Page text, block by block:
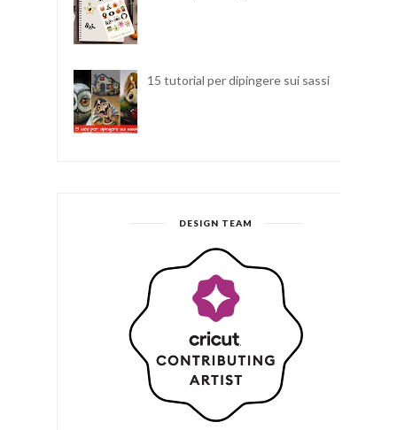
15 tutorial per dipingere sui sassi
DESIGN TEAM